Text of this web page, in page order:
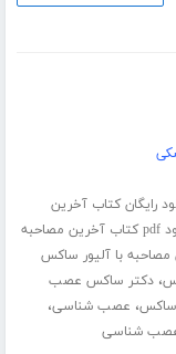
رایگان کتاب آخرین
دانلود pdf کتاب آخرین مصاحبه
با آلیور ساکس
،دکتر ساکس عصب
ساکس، عصب شناسی،
عصب شناسی